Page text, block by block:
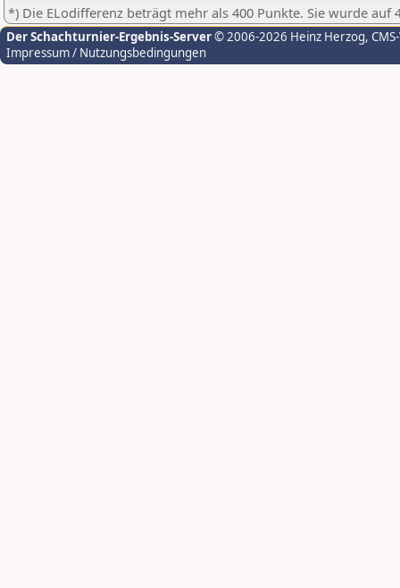
*) Die ELodifferenz beträgt mehr als 400 Punkte. Sie wurde auf
Der Schachturnier-Ergebnis-Server© 2006-2026 Heinz Herzog,
Impressum / Nutzungsbedingungen